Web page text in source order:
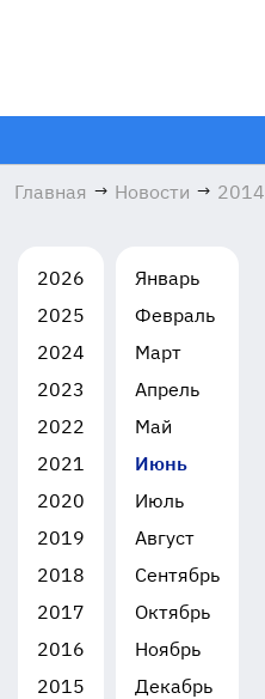
Главная → Новости → 2014
2026
2025
2024
2023
2022
2021
2020
2019
2018
2017
2016
2015
Январь
Февраль
Март
Апрель
Май
Июнь
Июль
Август
Сентябрь
Октябрь
Ноябрь
Декабрь